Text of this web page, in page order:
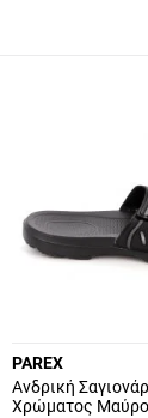
PAREX
Ανδρική
Χρώματος